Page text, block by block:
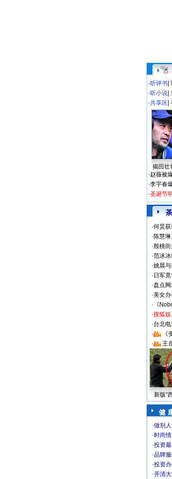
·听评书
·听小说
·共享区
揭田壮
·赵薇被
·李宇春
·圣诞节
·何炅
·陈慧
·殷桃
·范冰
·姚晨
· 日军
·盘点
·美女
· 《
·搜狐娱
·台北
·
《
·
王
新版“
健
·做别
·时尚
·投资
·品牌
·投资
·开清